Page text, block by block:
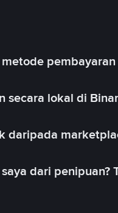
lokal di
daripada
dari penipuan?